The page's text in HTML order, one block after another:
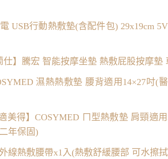
USB行動熱敷墊(含配件包) 29x19cm
仕】騰宏 智能按摩坐墊 熱敷屁股按摩
濕熱熱敷墊 腰背適用14×27吋(
適美得】COSYMED ㄇ型熱敷墊 肩頸適
年保固)
線熱敷腰帶x1入(熱敷舒緩腰部 可水擦